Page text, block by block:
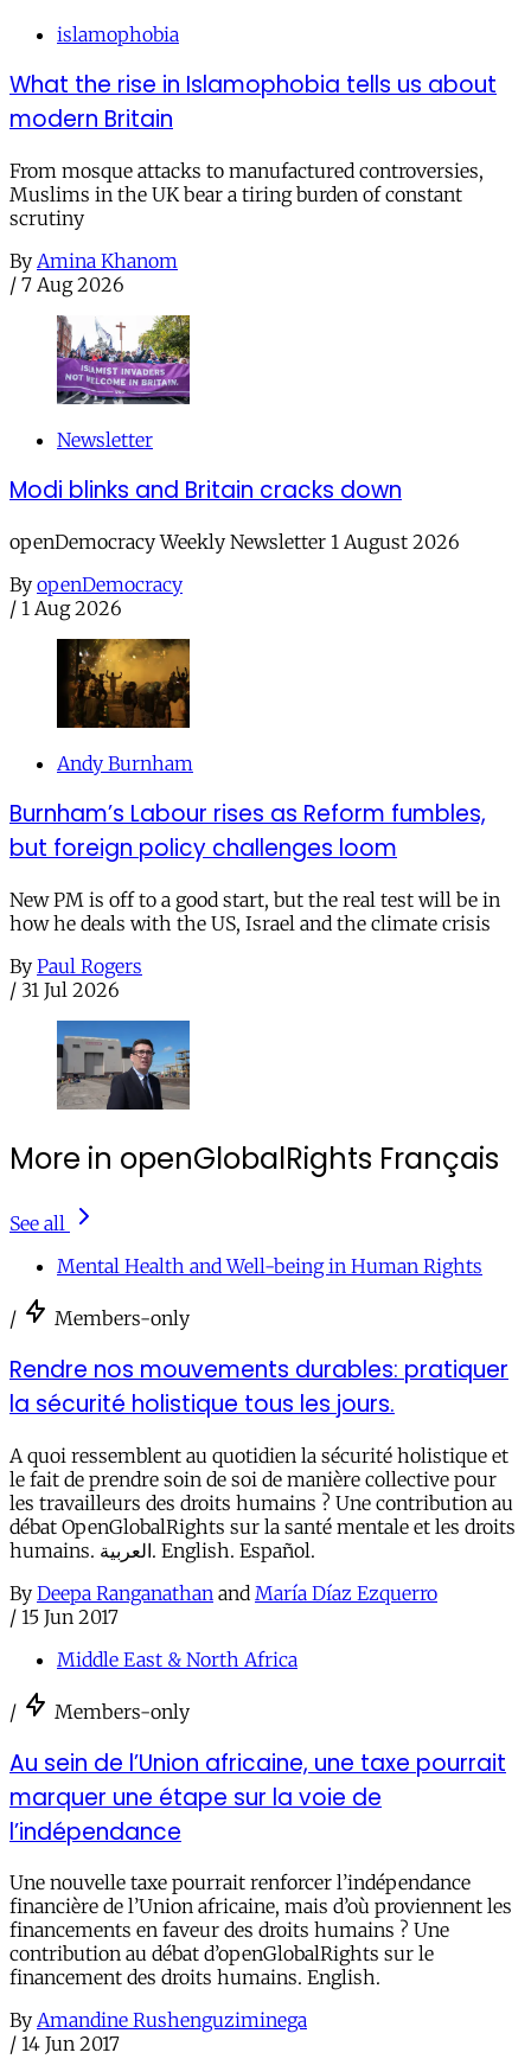
islamophobia
What the rise in Islamophobia tells us about
modern Britain
From mosque attacks to manufactured controversies,
Muslims in the UK bear a tiring burden of constant
scrutiny
By Amina Khanom
/ 7 Aug 2026
Newsletter
Modi blinks and Britain cracks down
openDemocracy Weekly Newsletter 1 August 2026
By openDemocracy
/ 1 Aug 2026
Andy Burnham
Burnham’s Labour rises as Reform fumbles,
but foreign policy challenges loom
New PM is off to a good start, but the real test will be in
how he deals with the US, Israel and the climate crisis
By Paul Rogers
/ 31 Jul 2026
More in openGlobalRights Français
See all
Mental Health and Well-being in Human Rights
/ Members-only
Rendre nos mouvements durables: pratiquer
la sécurité holistique tous les jours.
A quoi ressemblent au quotidien la sécurité holistique et
le fait de prendre soin de soi de manière collective pour
les travailleurs des droits humains ? Une contribution au
débat OpenGlobalRights sur la santé mentale et les droits
humains. العربية. English. Español.
By Deepa Ranganathan and María Díaz Ezquerro
/ 15 Jun 2017
Middle East & North Africa
/ Members-only
Au sein de l’Union africaine, une taxe pourrait
marquer une étape sur la voie de
l’indépendance
Une nouvelle taxe pourrait renforcer l’indépendance
financière de l’Union africaine, mais d’où proviennent les
financements en faveur des droits humains ? Une
contribution au débat d’openGlobalRights sur le
financement des droits humains. English.
By Amandine Rushenguziminega
/ 14 Jun 2017